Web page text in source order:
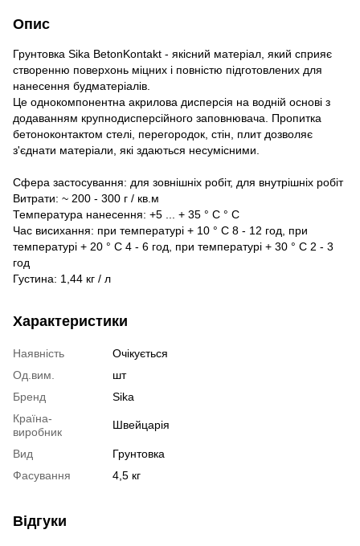
Опис
Грунтовка Sika BetonKontakt - якісний матеріал, який сприяє
створенню поверхонь міцних і повністю підготовлених для
нанесення будматеріалів.
Це однокомпонентна акрилова дисперсія на водній основі з
додаванням крупнодисперсійного заповнювача. Пропитка
бетоноконтактом стелі, перегородок, стін, плит дозволяє
з'єднати матеріали, які здаються несумісними.
Сфера застосування: для зовнішніх робіт, для внутрішніх робіт
Витрати: ~ 200 - 300 г / кв.м
Температура нанесення: +5 ... + 35 ° С ° С
Час висихання: при температурі + 10 ° C 8 - 12 год, при
температурі + 20 ° C 4 - 6 год, при температурі + 30 ° C 2 - 3
год
Густина: 1,44 кг / л
Характеристики
Наявність
Очікується
Од.вим.
шт
Бренд
Sika
Країна-
виробник
Швейцарія
Вид
Грунтовка
Фасування
4,5 кг
Відгуки